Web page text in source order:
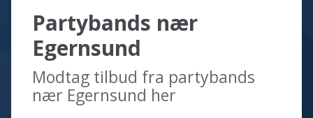
Partybands nær
Egernsund
Modtag tilbud fra partybands
nær Egernsund her